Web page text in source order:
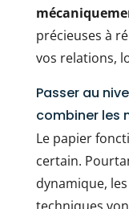
précieuses à
vos relations,
Passer au
combiner les
Le papier
certain.
dynamique,